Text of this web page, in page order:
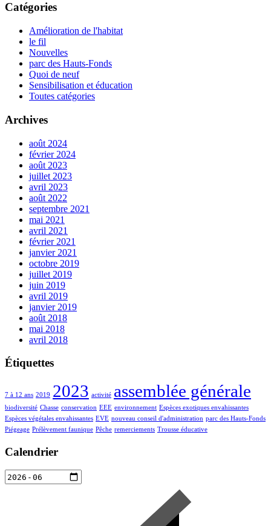
Catégories
Amélioration de l'habitat
le fil
Nouvelles
parc des Hauts-Fonds
Quoi de neuf
Sensibilisation et éducation
Toutes catégories
Archives
août 2024
février 2024
août 2023
juillet 2023
avril 2023
août 2022
septembre 2021
mai 2021
avril 2021
février 2021
janvier 2021
octobre 2019
juillet 2019
juin 2019
avril 2019
janvier 2019
août 2018
mai 2018
avril 2018
Étiquettes
7 à 12 ans 2019 2023 activité assemblée générale
biodiversité Chasse conservation EEE environnement Espèces exotiques envahissantes
Espèces végétales envahissantes EVE nouveau conseil d'administration parc des Hauts-Fonds
Piégeage Prélèvement faunique Pêche remerciements Trousse éducative
Calendrier